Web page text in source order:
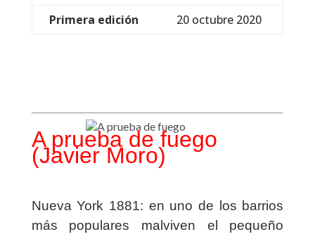
Primera edición
20 octubre 2020
A prueba de fuego
(Javier Moro)
Nueva York 1881: en uno de los barrios
más populares malviven el pequeño